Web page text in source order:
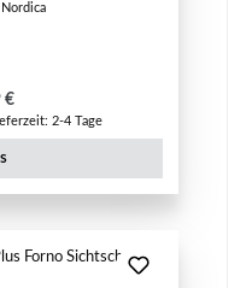
Nordica
Preis:
€
2-4 Tage